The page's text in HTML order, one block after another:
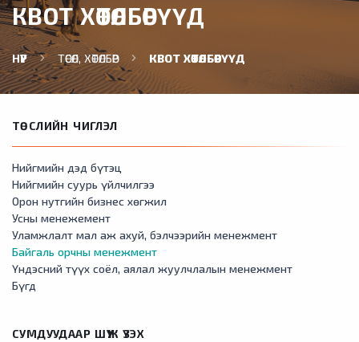
КВОТ ХӨТӨЛБӨРҮҮД
НҮҮР ТӨСӨЛ, ХӨТӨЛБӨР КВОТ ХӨТӨЛБӨРҮҮД
ТӨСЛИЙН ЧИГЛЭЛ
Нийгмийн дэд бүтэц
Нийгмийн суурь үйлчилгээ
Орон нутгийн бизнес хөгжил
Усны менежемент
Уламжлалт мал аж ахуй, бэлчээрийн менежмент
Байгаль орчны менежмент
Үндэсний түүх соёл, аялал жуулчлалын менежмент
Бүгд
СУМДУУДААР ШҮҮЖ ҮЗЭХ